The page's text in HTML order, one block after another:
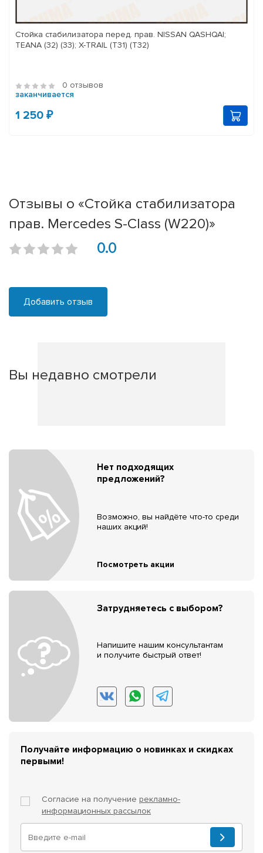
Стойка стабилизатора перед. прав. NISSAN QASHQAI;
TEANA (32) (33); X-TRAIL (T31) (T32)
0 отзывов
заканчивается
1 250 ₽
Отзывы о «Стойка стабилизатора
прав. Mercedes S-Class (W220)»
0.0
Добавить отзыв
Вы недавно смотрели
Нет подходящих
предложений?
Возможно, вы найдёте что-то среди
наших акций!
Посмотреть акции
Затрудняетесь с выбором?
Напишите нашим консультантам
и получите быстрый ответ!
Получайте информацию о новинках и скидках
первыми!
Согласие на получение рекламно-
информационных рассылок